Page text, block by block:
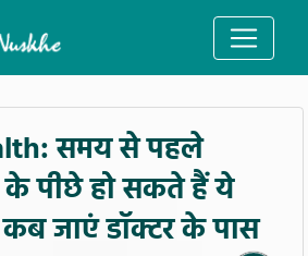
समय से पहले
पीछे हो सकते हैं ये
जाएं डॉक्टर के पास